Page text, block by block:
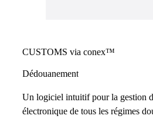
CUSTOMS via conex™
Dédouanement
Un logiciel intuitif pour la gestion
électronique de tous les régimes